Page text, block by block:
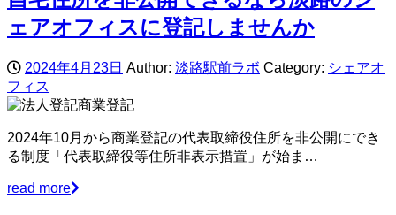
ェアオフィスに登記しませんか
2024年4月23日 Author: 淡路駅前ラボ Category: シェアオ
フィス
2024年10月から商業登記の代表取締役住所を非公開にでき
る制度「代表取締役等住所非表示措置」が始ま…
read more